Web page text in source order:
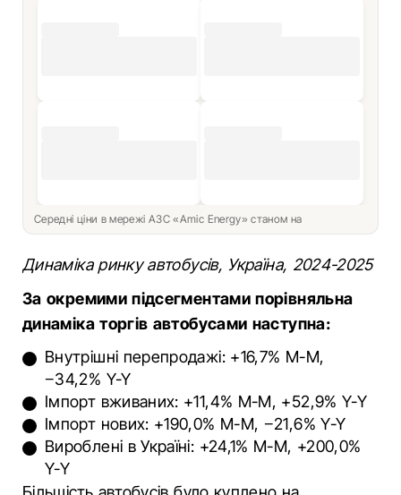
Середні ціни в мережі АЗС «Amic Energy» станом на
Динаміка ринку автобусів, Україна, 2024-2025
За окремими підсегментами порівняльна
динаміка торгів автобусами наступна:
Внутрішні перепродажі: +16,7% M-M,
−34,2% Y-Y
Імпорт вживаних: +11,4% M-M, +52,9% Y-Y
Імпорт нових: +190,0% M-M, −21,6% Y-Y
Вироблені в Україні: +24,1% M-M, +200,0%
Y-Y